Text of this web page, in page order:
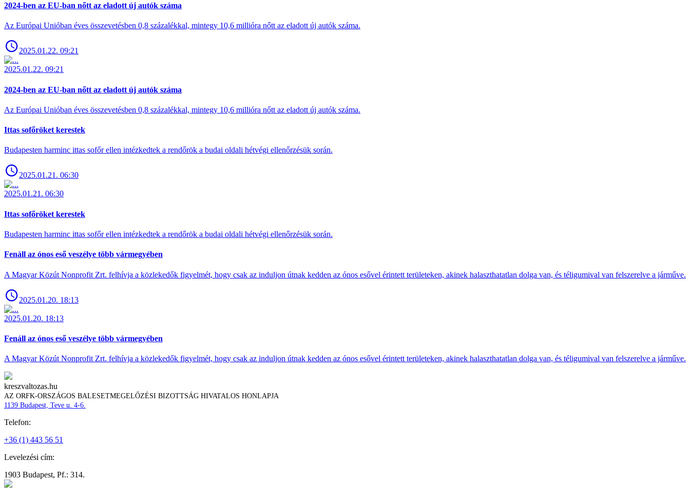
2024-ben az EU-ban nőtt az eladott új autók száma
Az Európai Unióban éves összevetésben 0,8 százalékkal, mintegy 10,6 millióra nőtt az eladott új autók száma.
2025.01.22. 09:21
2025.01.22. 09:21
2024-ben az EU-ban nőtt az eladott új autók száma
Az Európai Unióban éves összevetésben 0,8 százalékkal, mintegy 10,6 millióra nőtt az eladott új autók száma.
Ittas sofőröket kerestek
Budapesten harminc ittas sofőr ellen intézkedtek a rendőrök a budai oldali hétvégi ellenőrzésük során.
2025.01.21. 06:30
2025.01.21. 06:30
Ittas sofőröket kerestek
Budapesten harminc ittas sofőr ellen intézkedtek a rendőrök a budai oldali hétvégi ellenőrzésük során.
Fenáll az ónos eső veszélye több vármegyében
A Magyar Közút Nonprofit Zrt. felhívja a közlekedők figyelmét, hogy csak az induljon útnak kedden az ónos esővel érintett területeken, akinek halaszthatatlan dolga van, és téligumival van felszerelve a járműve.
2025.01.20. 18:13
2025.01.20. 18:13
Fenáll az ónos eső veszélye több vármegyében
A Magyar Közút Nonprofit Zrt. felhívja a közlekedők figyelmét, hogy csak az induljon útnak kedden az ónos esővel érintett területeken, akinek halaszthatatlan dolga van, és téligumival van felszerelve a járműve.
kreszvaltozas.hu
AZ ORFK-ORSZÁGOS BALESETMEGELŐZÉSI BIZOTTSÁG HIVATALOS HONLAPJA
1139 Budapest, Teve u. 4-6.
Telefon:
+36 (1) 443 56 51
Levelezési cím:
1903 Budapest, Pf.: 314.